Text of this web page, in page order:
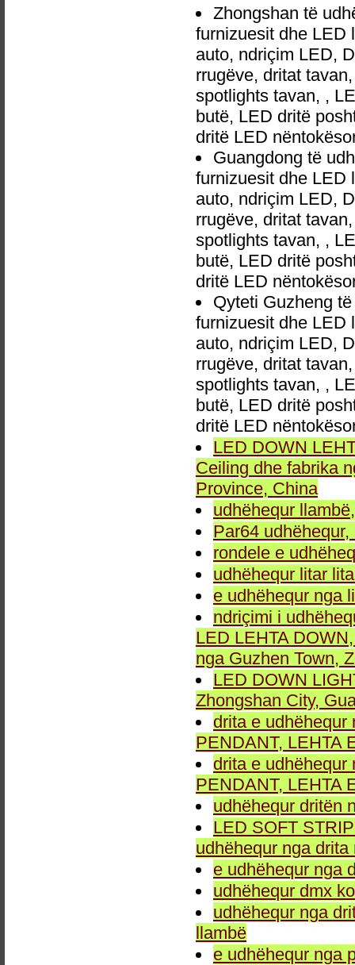
Zhongshan të
furnizuesit dhe LED
auto, ndriçim LED,
rrugëve, dritat
spotlights tavan, ,
butë, LED dritë
dritë LED
Guangdong të
furnizuesit dhe LED
auto, ndriçim LED,
rrugëve, dritat
spotlights tavan, ,
butë, LED dritë
dritë LED
Qyteti Guzheng
furnizuesit dhe LED
auto, ndriçim LED,
rrugëve, dritat
spotlights tavan, ,
butë, LED dritë
dritë LED
LED DOWN
Ceiling dhe fabrika
Province, China
udhëhequr
Par64
rondele e
udhëhequr litar
e udhëhequr nga
ndriçimi i
LED LEHTA
nga Guzhen Town,
LED DOWN
Zhongshan City,
drita e udhëhequr
PENDANT, LEHTA
drita e udhëhequr
PENDANT, LEHTA
udhëhequr dritën
LED SOFT
udhëhequr nga
e udhëhequr nga
udhëhequr dmx
udhëhequr nga
llambë
e udhëhequr nga